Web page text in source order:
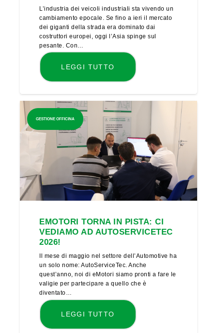
L’industria dei veicoli industriali sta vivendo un
cambiamento epocale. Se fino a ieri il mercato
dei giganti della strada era dominato dai
costruttori europei, oggi l’Asia spinge sul
pesante. Con…
LEGGI TUTTO
GESTIONE OFFICINA
EMOTORI TORNA IN PISTA: CI
VEDIAMO AD AUTOSERVICETEC
2026!
Il mese di maggio nel settore dell’Automotive ha
un solo nome: AutoServiceTec. Anche
quest’anno, noi di eMotori siamo pronti a fare le
valigie per partecipare a quello che è
diventato…
LEGGI TUTTO